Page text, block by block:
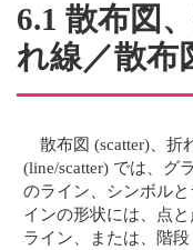
6.1 散布図
れ線／散布
散布図 (scatter)、折
(line/scatter) では、グ
のライン、シンボル
インの形状には、点
ライン、または、階